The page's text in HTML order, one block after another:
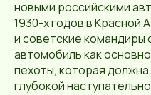
новыми российскими
1930-х годов в Красной
и советские командиры
автомобиль как
пехоты, которая
глубокой